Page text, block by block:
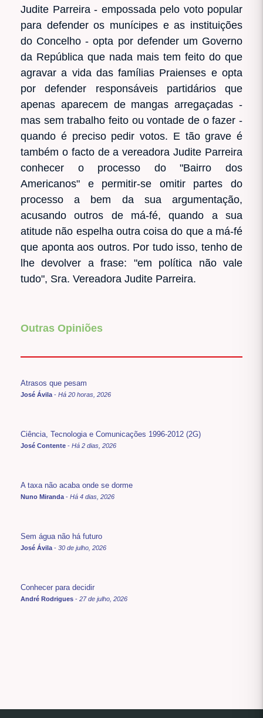
Judite Parreira - empossada pelo voto popular
para defender os munícipes e as instituições
do Concelho - opta por defender um Governo
da República que nada mais tem feito do que
agravar a vida das famílias Praienses e opta
por defender responsáveis partidários que
apenas aparecem de mangas arregaçadas -
mas sem trabalho feito ou vontade de o fazer -
quando é preciso pedir votos. E tão grave é
também o facto de a vereadora Judite Parreira
conhecer o processo do "Bairro dos
Americanos" e permitir-se omitir partes do
processo a bem da sua argumentação,
acusando outros de má-fé, quando a sua
atitude não espelha outra coisa do que a má-fé
que aponta aos outros. Por tudo isso, tenho de
lhe devolver a frase: "em política não vale
tudo", Sra. Vereadora Judite Parreira.
Outras Opiniões
Atrasos que pesam
José Ávila - Há 20 horas, 2026
Ciência, Tecnologia e Comunicações 1996-2012 (2G)
José Contente - Há 2 dias, 2026
A taxa não acaba onde se dorme
Nuno Miranda - Há 4 dias, 2026
Sem água não há futuro
José Ávila - 30 de julho, 2026
Conhecer para decidir
André Rodrigues - 27 de julho, 2026